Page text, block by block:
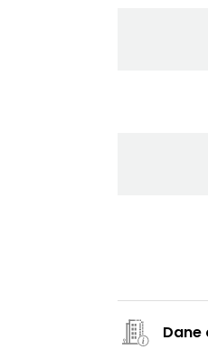
Dane